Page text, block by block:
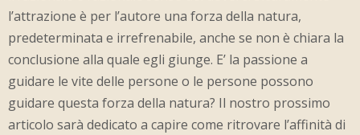
l’attrazione è per l’autore una forza della natura,
predeterminata e irrefrenabile, anche se non è chiara la
conclusione alla quale egli giunge. E’ la passione a
guidare le vite delle persone o le persone possono
guidare questa forza della natura? Il nostro prossimo
articolo sarà dedicato a capire come ritrovare l’affinità di